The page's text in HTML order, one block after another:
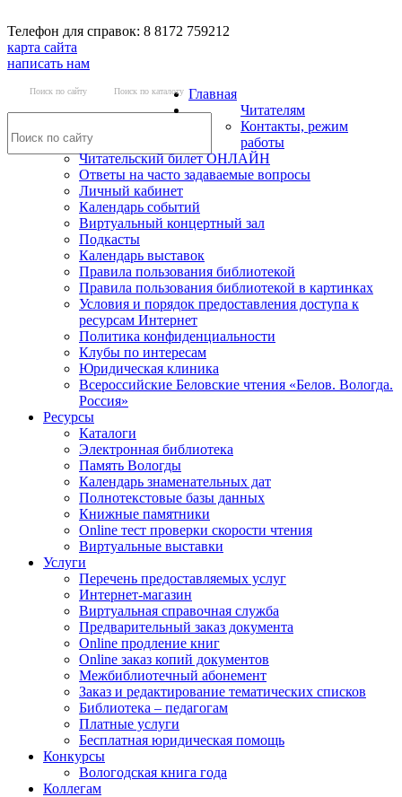
Телефон для справок: 8 8172 759212
карта сайта
написать нам
Поиск по сайту Поиск по каталогу Главная
Читателям
Контакты, режим
работы
Читательский билет ОНЛАЙН
Ответы на часто задаваемые вопросы
Личный кабинет
Календарь событий
Виртуальный концертный зал
Подкасты
Календарь выставок
Правила пользования библиотекой
Правила пользования библиотекой в картинках
Условия и порядок предоставления доступа к
ресурсам Интернет
Политика конфиденциальности
Клубы по интересам
Юридическая клиника
Всероссийские Беловские чтения «Белов. Вологда.
Россия»
Ресурсы
Каталоги
Электронная библиотека
Память Вологды
Календарь знаменательных дат
Полнотекстовые базы данных
Книжные памятники
Online тест проверки скорости чтения
Виртуальные выставки
Услуги
Перечень предоставляемых услуг
Интернет-магазин
Виртуальная справочная служба
Предварительный заказ документа
Online продление книг
Online заказ копий документов
Межбиблиотечный абонемент
Заказ и редактирование тематических списков
Библиотека – педагогам
Платные услуги
Бесплатная юридическая помощь
Конкурсы
Вологодская книга года
Коллегам